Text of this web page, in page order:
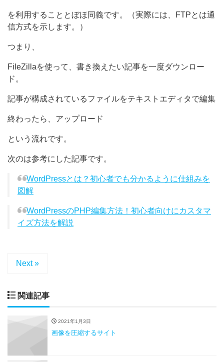
を利用することとぼほ同義です。（実際には、FTPとは通
信方式を示します。）
つまり、
FileZillaを使って、書き換えたい記事を一度ダウンロー
ド。
記事が構成されているファイルをテキストエディタで編集
終わったら、アップロード
という流れです。
次のは参考にした記事です。
WordPressとは？初心者でも分かるように仕組みを
図解
WordPressのPHP編集方法！初心者向けにカスタマ
イズ方法を解説
Next »
関連記事
2021年1月3日
画像を圧縮するサイト